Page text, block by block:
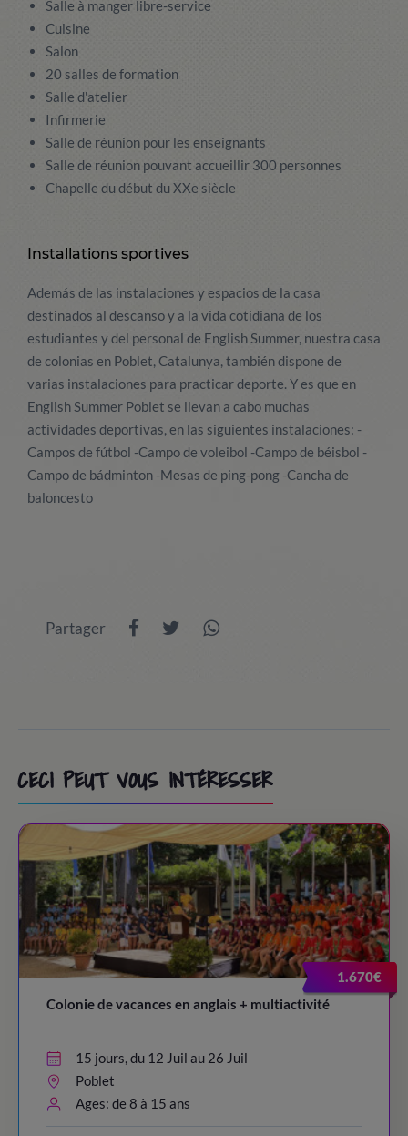
Salle à manger libre-service
Cuisine
Salon
20 salles de formation
Salle d'atelier
Infirmerie
Salle de réunion pour les enseignants
Salle de réunion pouvant accueillir 300 personnes
Chapelle du début du XXe siècle
Installations sportives
Además de las instalaciones y espacios de la casa
destinados al descanso y a la vida cotidiana de los
estudiantes y del personal de English Summer, nuestra casa
de colonias en Poblet, Catalunya, también dispone de
varias instalaciones para practicar deporte. Y es que en
English Summer Poblet se llevan a cabo muchas
actividades deportivas, en las siguientes instalaciones: -
Campos de fútbol -Campo de voleibol -Campo de béisbol -
Campo de bádminton -Mesas de ping-pong -Cancha de
baloncesto
Partager
CECI PEUT VOUS INTÉRESSER
1.670€
Colonie de vacances en anglais + multiactivité
15 jours, du 12 Juil au 26 Juil
Poblet
Ages: de 8 à 15 ans